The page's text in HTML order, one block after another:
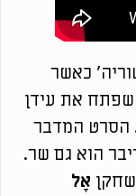
כאשר
את עידן
הסרט המדבר
לא רק דיבר הוא גם שר.
אָל